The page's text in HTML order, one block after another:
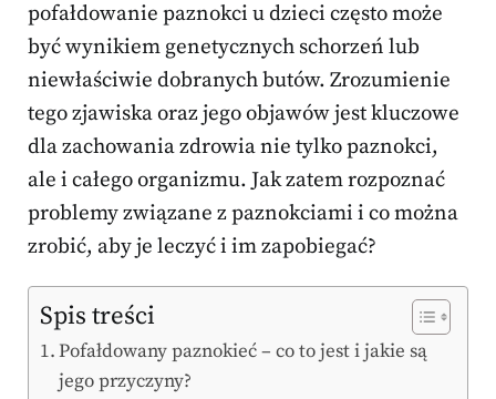
pofałdowanie paznokci u dzieci często może
być wynikiem genetycznych schorzeń lub
niewłaściwie dobranych butów. Zrozumienie
tego zjawiska oraz jego objawów jest kluczowe
dla zachowania zdrowia nie tylko paznokci,
ale i całego organizmu. Jak zatem rozpoznać
problemy związane z paznokciami i co można
zrobić, aby je leczyć i im zapobiegać?
Spis treści
Pofałdowany paznokieć – co to jest i jakie są
jego przyczyny?